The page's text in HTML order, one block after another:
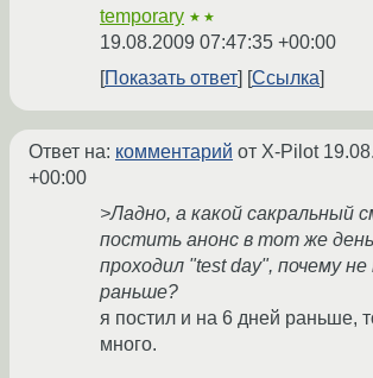
temporary ★★
19.08.2009 07:47:35 +00:00
Показать ответ
Ссылка
Ответ на: комментарий от X-Pilot
+00:00
>Ладно, а какой сакральный
постить анонс в тот же
проходил "test day", почему не
раньше?
я постил и на 6 дней раньше,
много.